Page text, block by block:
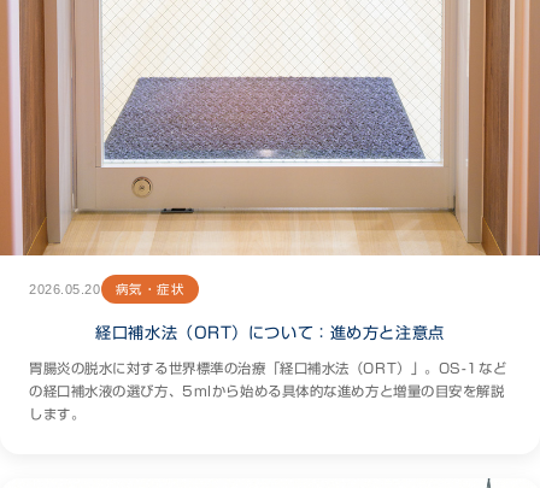
2026.05.20 病気・症状
経口補水法（ORT）について：進め方と注意点
胃腸炎の脱水に対する世界標準の治療「経口補水法（ORT）」。OS-1など
の経口補水液の選び方、5mlから始める具体的な進め方と増量の目安を解説
します。